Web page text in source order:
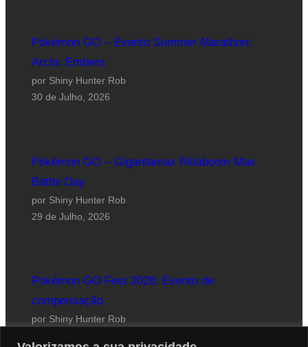
Pokémon GO – Evento Summer Marathon:
Arctic Embers
por Shiny Hunter Rob
30 de Julho, 2026
Pokémon GO – Gigantamax Rillaboom Max
Battle Day
por Shiny Hunter Rob
29 de Julho, 2026
Pokémon GO Fest 2026: Evento de
compensação
por Shiny Hunter Rob